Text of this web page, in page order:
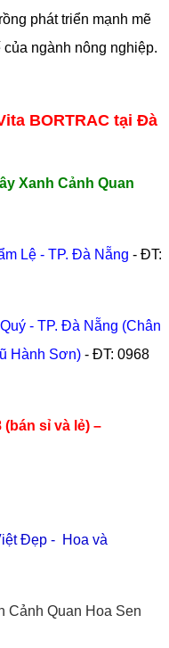
phát triển mạnh mẽ
ngành nông nghiệp.
BORTRAC tại Đà
Xanh Cảnh Quan
Lệ - TP. Đà Nẵng - ĐT:
- TP. Đà Nẵng (Chân
Hành Sơn) - ĐT: 0968
(bán sỉ và lẻ) –
Đẹp - Hoa và
Cảnh Quan Hoa Sen